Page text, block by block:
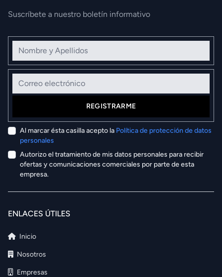
Suscríbete a nuestro boletín informativo
Nombre y Apellidos
Correo electrónico
REGISTRARME
Al marcar ésta casilla acepto la Política de protección de datos
personales
Autorizo el tratamiento de mis datos personales para recibir
ofertas y comunicaciones comerciales por parte de esta
empresa.
ENLACES ÚTILES
Inicio
Nosotros
Empresas